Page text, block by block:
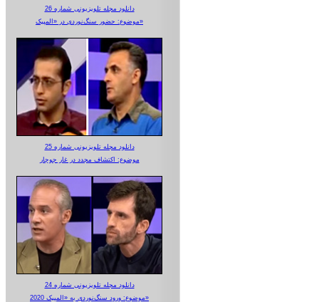
دانلود مجله تلویزیونی شماره 26
موضوع: حضور سنگ‌نوردی در «المپیک»
دانلود مجله تلویزیونی شماره 25
موضوع: اکتشاف مجدد در غار جوجار
دانلود مجله تلویزیونی شماره 24
موضوع: ورود سنگ‌نوردی به «المپیک 2020»